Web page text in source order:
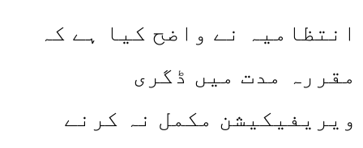
انتظامیہ نے واضح کیا ہے کہ
مقررہ مدت میں ڈگری
ویریفیکیشن مکمل نہ کرنے